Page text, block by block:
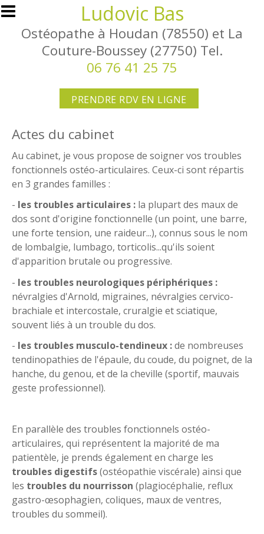
Aller au contenu principalLudovic Bas
Ostéopathe à Houdan (78550) et La
Couture-Boussey (27750) Tel.
06 76 41 25 75
PRENDRE RDV EN LIGNE
Actes du cabinet
Au cabinet, je vous propose de soigner vos troubles
fonctionnels ostéo-articulaires. Ceux-ci sont répartis
en 3 grandes familles :
- les troubles articulaires : la plupart des maux de
dos sont d'origine fonctionnelle (un point, une barre,
une forte tension, une raideur...), connus sous le nom
de lombalgie, lumbago, torticolis...qu'ils soient
d'apparition brutale ou progressive.
- les troubles neurologiques périphériques :
névralgies d'Arnold, migraines, névralgies cervico-
brachiale et intercostale, cruralgie et sciatique,
souvent liés à un trouble du dos.
- les troubles musculo-tendineux :de nombreuses
tendinopathies de l'épaule, du coude, du poignet, de la
hanche, du genou, et de la cheville (sportif, mauvais
geste professionnel).
En parallèle des troubles fonctionnels ostéo-
articulaires, qui représentent la majorité de ma
patientèle, je prends également en charge les
troubles digestifs(ostéopathie viscérale) ainsi que
les troubles du nourrisson (plagiocéphalie, reflux
gastro-œsophagien, coliques, maux de ventres,
troubles du sommeil).